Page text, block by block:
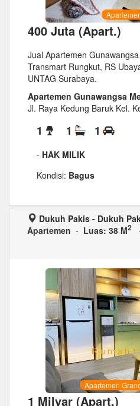
400 Juta (Apart.)
Jual Apartemen
Transmart Rungkut, RS
UNTAG Surabaya.
Apartemen Gunawangsa
Jl. Raya Kedung Baruk Kel.
1 1 1
- HAK MILIK
Kondisi: Bagus
Dukuh Pakis - Dukuh
Apartemen - Luas: 38 M2
Apartemen
1 Milyar (Apart.)